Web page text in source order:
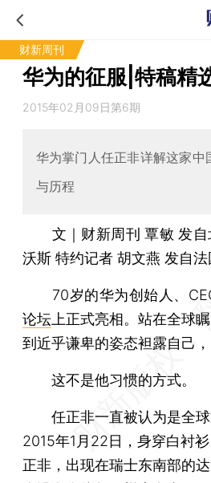
财新周刊
华为的征服|特稿精
2015年02月09日第6期
华为掌门人任正非详解这家
与历程
文｜财新周刊 覃敏 发
沃斯 特约记者 胡文燕 发自法
70岁的华为创始人、
论坛 上正式亮相。站在全球
到近乎谦卑的姿态袒露自己，
这不是他习惯的方式。
任正非一直被认为是全球
2015年1月22日，身穿白衬
正非，出现在瑞士东南部的